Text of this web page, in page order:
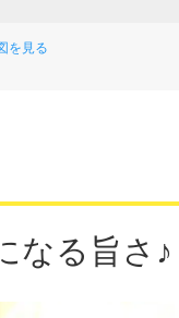
を見る
なる旨さ♪